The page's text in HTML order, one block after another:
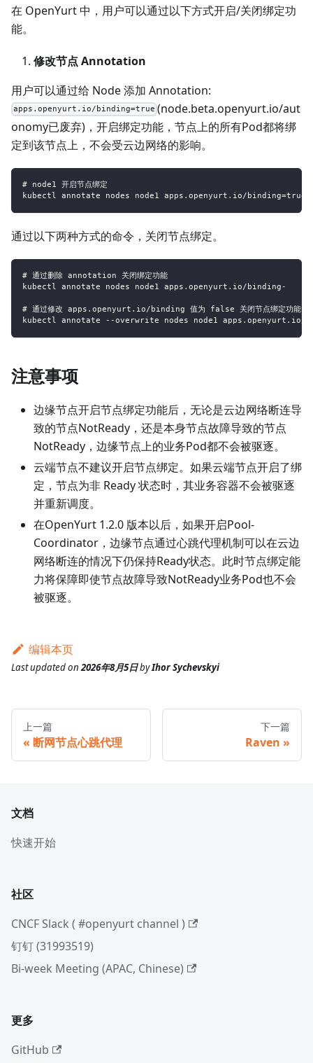
在 OpenYurt 中，用户可以通过以下方式开启/关闭绑定功
能。
修改节点 Annotation
用户可以通过给 Node 添加 Annotation:
apps.openyurt.io/binding=true (node.beta.openyurt.io/aut
onomy已废弃)，开启绑定功能，节点上的所有Pod都将绑
定到该节点上，不会受云边网络的影响。
# node1 开启节点绑定
kubectl annotate nodes node1 apps.openyurt.io/binding=true
通过以下两种方式的命令，关闭节点绑定。
# 通过删除 annotation 关闭绑定功能
kubectl annotate nodes node1 apps.openyurt.io/binding-
# 通过修改 apps.openyurt.io/binding 值为 false 关闭节点绑定功能
kubectl annotate --overwrite nodes node1 apps.openyurt.io/
注意事项
边缘节点开启节点绑定功能后，无论是云边网络断连导
致的节点NotReady，还是本身节点故障导致的节点
NotReady，边缘节点上的业务Pod都不会被驱逐。
云端节点不建议开启节点绑定。如果云端节点开启了绑
定，节点为非 Ready 状态时，其业务容器不会被驱逐
并重新调度。
在OpenYurt 1.2.0 版本以后，如果开启Pool-
Coordinator，边缘节点通过心跳代理机制可以在云边
网络断连的情况下仍保持Ready状态。此时节点绑定能
力将保障即使节点故障导致NotReady业务Pod也不会
被驱逐。
编辑本页
Last updatedon2026年8月5日byIhor Sychevskyi
上一篇
断网节点心跳代理
下一篇
Raven
文档
快速开始
社区
CNCF Slack ( #openyurt channel )
钉钉 (31993519)
Bi-week Meeting (APAC, Chinese)
更多
GitHub